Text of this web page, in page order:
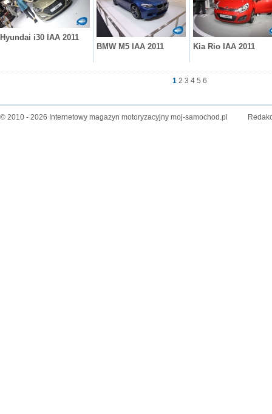
Hyundai i30 IAA 2011
BMW M5 IAA 2011
Kia Rio IAA 2011
1 2 3 4 5 6
© 2010 - 2026 Internetowy magazyn motoryzacyjny moj-samochod.pl